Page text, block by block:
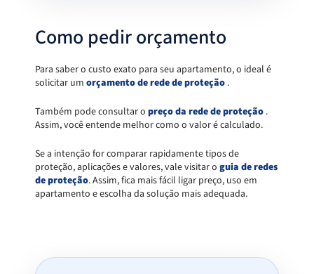
Como pedir orçamento
Para saber o custo exato para seu apartamento, o ideal é
solicitar um orçamento de rede de proteção .
Também pode consultar o preço da rede de proteção .
Assim, você entende melhor como o valor é calculado.
Se a intenção for comparar rapidamente tipos de
proteção, aplicações e valores, vale visitar o guia de redes
de proteção. Assim, fica mais fácil ligar preço, uso em
apartamento e escolha da solução mais adequada.